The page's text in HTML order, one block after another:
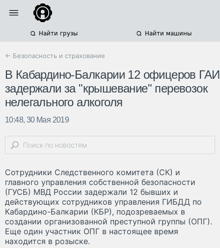
Найти грузы Найти машины
← Безопасность и страхование
В Кабардино-Балкарии 12 офицеров ГАИ
задержали за "крышевание" перевозок
нелегального алкоголя
10:48, 30 Мая 2019
Сотрудники Следственного комитета (СК) и
главного управления собственной безопасности
(ГУСБ) МВД России задержали 12 бывших и
действующих сотрудников управления ГИБДД по
Кабардино-Балкарии (КБР), подозреваемых в
создании организованной преступной группы (ОПГ).
Еще один участник ОПГ в настоящее время
находится в розыске.